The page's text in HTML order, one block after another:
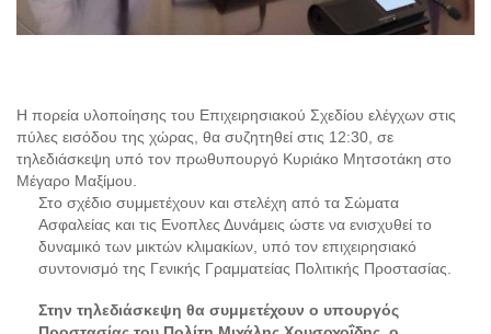
Η πορεία υλοποίησης του Επιχειρησιακού Σχεδίου ελέγχων στις
πύλες εισόδου της χώρας, θα συζητηθεί στις 12:30, σε
τηλεδιάσκεψη υπό τον πρωθυπουργό Κυριάκο Μητσοτάκη στο
Μέγαρο Μαξίμου.
Στο σχέδιο συμμετέχουν και στελέχη από τα Σώματα
Ασφαλείας και τις Ενοπλες Δυνάμεις ώστε να ενισχυθεί το
δυναμικό των μικτών κλιμακίων, υπό τον επιχειρησιακό
συντονισμό της Γενικής Γραμματείας Πολιτικής Προστασίας.
Στην τηλεδιάσκεψη θα συμμετέχουν ο υπουργός